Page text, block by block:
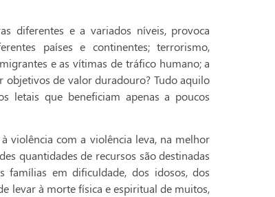
diferentes e a variados níveis, provoca
países e continentes; terrorismo,
e as vítimas de tráfico humano; a
objetivos de valor duradouro? Tudo aquilo
letais que beneficiam apenas a poucos
violência com a violência leva, na melhor
quantidades de recursos são destinadas
famílias em dificuldade, dos idosos, dos
levar à morte física e espiritual de muitos,